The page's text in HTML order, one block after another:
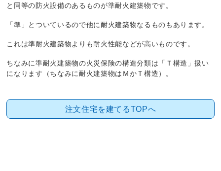
と同等の防火設備のあるものが準耐火建築物です。
「準」とついているので他に耐火建築物なるものもあります。
これは準耐火建築物よりも耐火性能などが高いものです。
ちなみに準耐火建築物の火災保険の構造分類は「Ｔ構造」扱い
になります（ちなみに耐火建築物はＭかＴ構造）。
注文住宅を建てるTOPへ